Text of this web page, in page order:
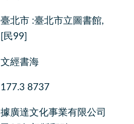
臺北市 :臺北市立圖書館,
[民99]
文經書海
177.3 8737
據廣達文化事業有限公司